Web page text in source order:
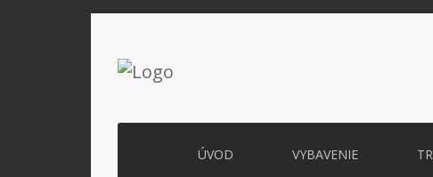
ÚVOD VYBAVENIE